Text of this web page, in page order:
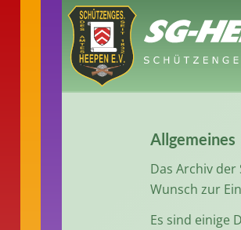
Allgemeines
Das Archiv
Wunsch zur
Es sind einige